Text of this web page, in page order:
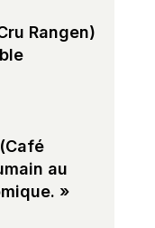
Rangen)
au
»